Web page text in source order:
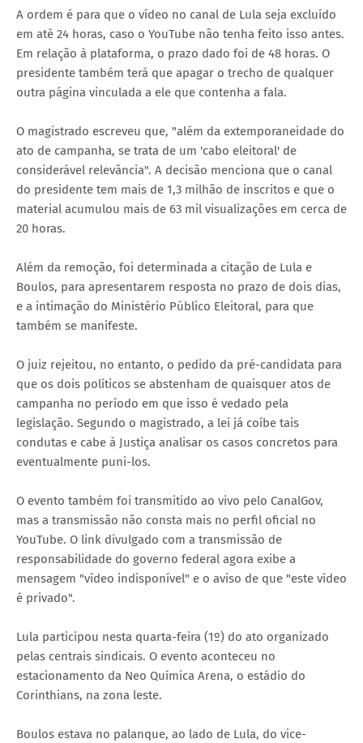
A ordem é para que o vídeo no canal de Lula seja excluído
em até 24 horas, caso o YouTube não tenha feito isso antes.
Em relação à plataforma, o prazo dado foi de 48 horas. O
presidente também terá que apagar o trecho de qualquer
outra página vinculada a ele que contenha a fala.
O magistrado escreveu que, "além da extemporaneidade do
ato de campanha, se trata de um 'cabo eleitoral' de
considerável relevância". A decisão menciona que o canal
do presidente tem mais de 1,3 milhão de inscritos e que o
material acumulou mais de 63 mil visualizações em cerca de
20 horas.
Além da remoção, foi determinada a citação de Lula e
Boulos, para apresentarem resposta no prazo de dois dias,
e a intimação do Ministério Público Eleitoral, para que
também se manifeste.
O juiz rejeitou, no entanto, o pedido da pré-candidata para
que os dois políticos se abstenham de quaisquer atos de
campanha no período em que isso é vedado pela
legislação. Segundo o magistrado, a lei já coíbe tais
condutas e cabe à Justiça analisar os casos concretos para
eventualmente puni-los.
O evento também foi transmitido ao vivo pelo CanalGov,
mas a transmissão não consta mais no perfil oficial no
YouTube. O link divulgado com a transmissão de
responsabilidade do governo federal agora exibe a
mensagem "vídeo indisponível" e o aviso de que "este vídeo
é privado".
Lula participou nesta quarta-feira (1º) do ato organizado
pelas centrais sindicais. O evento aconteceu no
estacionamento da Neo Química Arena, o estádio do
Corinthians, na zona leste.
Boulos estava no palanque, ao lado de Lula, do vice-